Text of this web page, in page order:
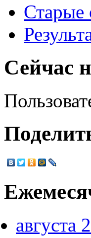
Старые
Сейчас
августа